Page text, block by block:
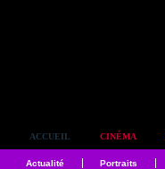
ACCUEIL CINÉMA
Actualité Portraits